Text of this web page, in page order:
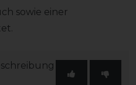
sowie einer